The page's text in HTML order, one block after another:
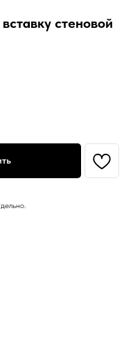
стеновой